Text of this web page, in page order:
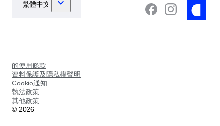
的使用條款
資料保護及隱私權聲明
Cookie通知
執法政策
其他政策
© 2026